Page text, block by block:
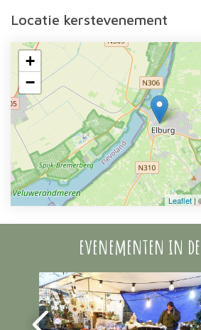
Locatie kerstevenement
+
−
Leaflet |
evenementen in